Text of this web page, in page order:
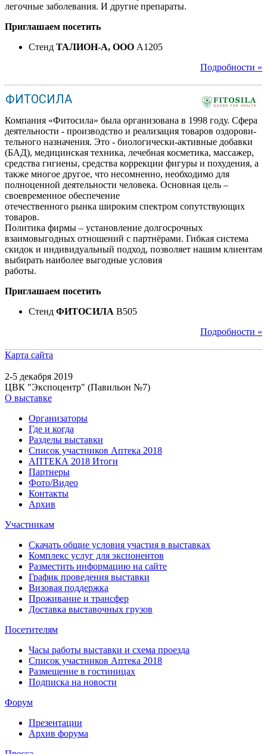
легочные заболевания. И другие препараты.
Приглашаем посетить
Стенд ТАЛИОН-А, ООО A1205
Подробности »
ФИТОСИЛА
Компания «Фитосила» была организована в 1998 году. Сфера
деятельности - производство и реализация товаров оздорови-
тельного назначения. Это - биологически-активные добавки
(БАД), медицинская техника, лечебная косметика, массажер,
средства гигиены, средства коррекции фигуры и похудения, а
также многое другое, что несомненно, необходимо для
полноценной деятельности человека. Основная цель –
своевременное обеспечение
отечественного рынка широким спектром сопутствующих
товаров.
Политика фирмы – установление долгосрочных
взаимовыгодных отношений с партнёрами. Гибкая система
скидок и индивидуальный подход, позволяет нашим клиентам
выбирать наиболее выгодные условия
работы.
Приглашаем посетить
Стенд ФИТОСИЛА B505
Подробности »
Карта сайта
2-5 декабря 2019
ЦВК "Экспоцентр" (Павильон №7)
О выставке
Организаторы
Где и когда
Разделы выставки
Список участников Аптека 2018
АПТЕКА 2018 Итоги
Партнеры
Фото/Видео
Контакты
Архив
Участникам
Скачать общие условия участия в выставках
Комплекс услуг для экспонентов
Разместить информацию на сайте
График проведения выставки
Визовая поддержка
Проживание и трансфер
Доставка выставочных грузов
Посетителям
Часы работы выставки и схема проезда
Список участников Аптека 2018
Размещение в гостиницах
Подписка на новости
Форум
Презентации
Архив форума